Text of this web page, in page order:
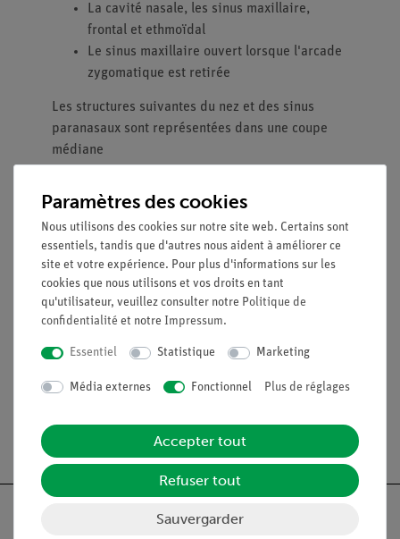
La cavité nasale, les sinus maxillaire,
frontal et ethmoïdal
Le sinus maxillaire ouvert lorsque l'arcade
zygomatique est retirée
Les structures suivantes du nez et des sinus
paranasaux sont représentées dans une coupe
médiane
avec les cornets nasaux (amovibles)
Les nerfs olfactifs
L'innervation de la paroi latérale de la
cavité nasale, des cornets nasaux et du
palais
d'enseignement, avec une anatomie détaillée
Paramètres des cookies
Nous utilisons des cookies sur notre site web. Certains sont
essentiels, tandis que d'autres nous aident à améliorer ce
site et votre expérience. Pour plus d'informations sur les
cookies que nous utilisons et vos droits en tant
qu'utilisateur, veuillez consulter notre Politique de
confidentialité et notre Impressum.
Essentiel Statistique Marketing
Média externes Fonctionnel Plus de réglages
Accepter tout
Refuser tout
Sauvergarder